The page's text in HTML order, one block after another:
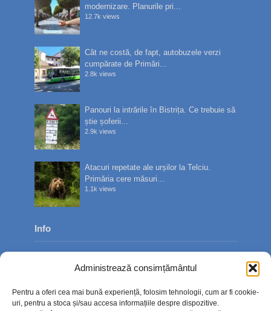
Administrează consimțământul
Pentru a oferi cea mai bună experiență, folosim tehnologii, cum ar fi cookie-
uri, pentru a stoca și/sau accesa informațiile despre dispozitive.
modernizare. Planurile pri...
12.7k views
Cât ne costă, de fapt, autobuzele verzi
cumpărate de Primări...
2.8k views
Panouri la intrările în Bistrița. Ce trebuie să
știe șoferii...
2.9k views
Atacuri repetate ale urșilor la Telciu.
Primăria cere măsuri...
1.1k views
Info
Contact